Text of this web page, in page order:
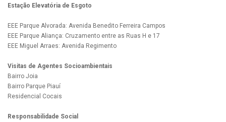
Estação Elevatória de Esgoto
EEE Parque Alvorada: Avenida Benedito Ferreira Campos
EEE Parque Aliança: Cruzamento entre as Ruas H e 17
EEE Miguel Arraes: Avenida Regimento
Visitas de Agentes Socioambientais
Bairro Joia
Bairro Parque Piauí
Residencial Cocais
Responsabilidade Social